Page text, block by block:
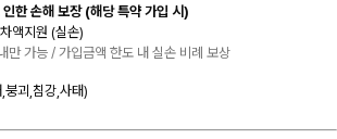
인한 손해 보장 (해당 특약 가입 시)
액지원 (실손)
가능 / 가입금액 한도 내 실손 비례 보상
붕괴,침강,사태)